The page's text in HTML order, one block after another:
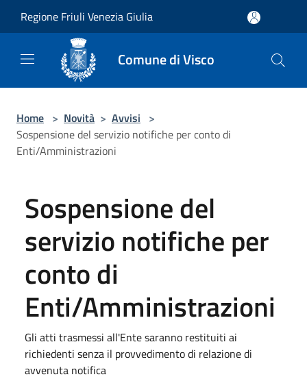
Regione Friuli Venezia Giulia
Comune di Visco
Home > Novità > Avvisi >
Sospensione del servizio notifiche per conto di
Enti/Amministrazioni
Sospensione del
servizio notifiche per
conto di
Enti/Amministrazioni
Gli atti trasmessi all'Ente saranno restituiti ai
richiedenti senza il provvedimento di relazione di
avvenuta notifica